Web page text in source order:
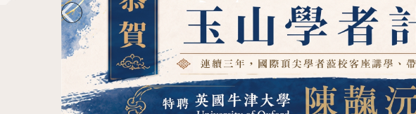
中正大學古典學與古代史連續五年，QS排名穩居世界百大，全台前三